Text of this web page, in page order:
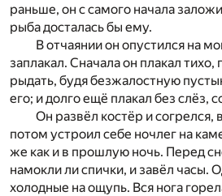
раньше, он с самого начала
рыба досталась бы ему.
В отчаянии он опустился на
заплакал. Сначала он плакал
рыдать, будя безжалостную
его; и долго ещё плакал без слёз,
Он развёл костёр и согрелся,
потом устроил себе ночлег на
же как и в прошлую ночь. Перед
намокли ли спички, и завёл часы.
холодные на ощупь. Вся нога